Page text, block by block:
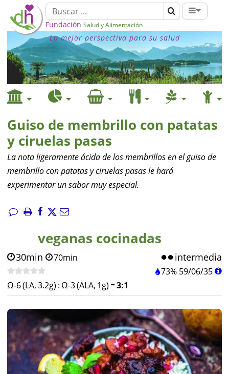
Fundación Salud y Alimentación
La mejor perspectiva para su salud
Guiso de membrillo con patatas
y ciruelas pasas
La nota ligeramente ácida de los membrillos en el guiso de
membrillo con patatas y ciruelas pasas le hará
experimentar un sabor muy especial.
veganas cocinadas
30min 70min intermedia
73% 59/06/35
Ω-6 (LA, 3.2g) :Ω-3 (ALA, 1g) =3:1